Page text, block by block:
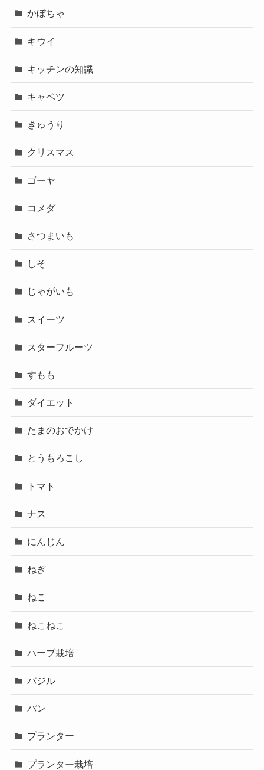
かぼちゃ
キウイ
キッチンの知識
キャベツ
きゅうり
クリスマス
ゴーヤ
コメダ
さつまいも
しそ
じゃがいも
スイーツ
スターフルーツ
すもも
ダイエット
たまのおでかけ
とうもろこし
トマト
ナス
にんじん
ねぎ
ねこ
ねこねこ
ハーブ栽培
バジル
パン
プランター
プランター栽培